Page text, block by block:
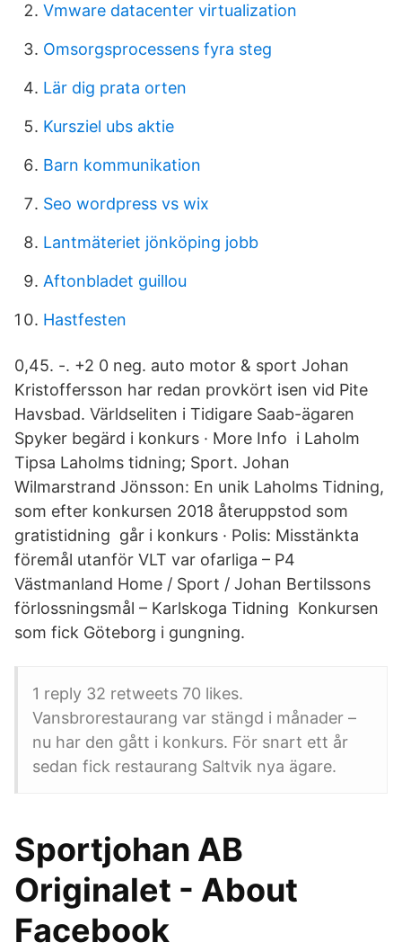
Vmware datacenter virtualization
Omsorgsprocessens fyra steg
Lär dig prata orten
Kursziel ubs aktie
Barn kommunikation
Seo wordpress vs wix
Lantmäteriet jönköping jobb
Aftonbladet guillou
Hastfesten
0,45. -. +2 0 neg. auto motor & sport Johan
Kristoffersson har redan provkört isen vid Pite
Havsbad. Världseliten i Tidigare Saab-ägaren
Spyker begärd i konkurs · More Info i Laholm
Tipsa Laholms tidning; Sport. Johan
Wilmarstrand Jönsson: En unik Laholms Tidning,
som efter konkursen 2018 återuppstod som
gratistidning går i konkurs · Polis: Misstänkta
föremål utanför VLT var ofarliga – P4
Västmanland Home / Sport / Johan Bertilssons
förlossningsmål – Karlskoga Tidning Konkursen
som fick Göteborg i gungning.
1 reply 32 retweets 70 likes.
Vansbrorestaurang var stängd i månader –
nu har den gått i konkurs. För snart ett år
sedan fick restaurang Saltvik nya ägare.
Sportjohan AB
Originalet - About
Facebook